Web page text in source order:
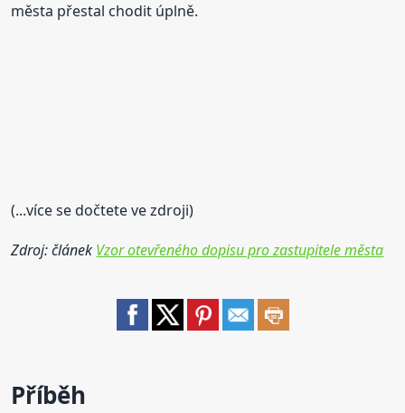
města přestal chodit úplně.
(...více se dočtete ve zdroji)
Zdroj: článek Vzor otevřeného dopisu pro zastupitele města
Příběh